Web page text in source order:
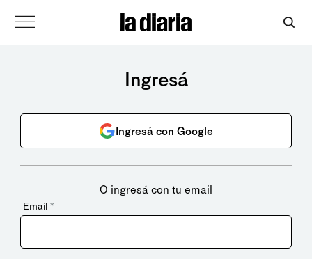
Ingresá
Ingresá con Google
O ingresá con tu email
Email *